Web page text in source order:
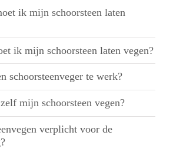
ik mijn schoorsteen laten
ik mijn schoorsteen laten vegen?
schoorsteenveger te werk?
mijn schoorsteen vegen?
verplicht voor de